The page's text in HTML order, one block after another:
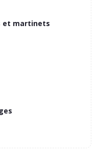
et martinets